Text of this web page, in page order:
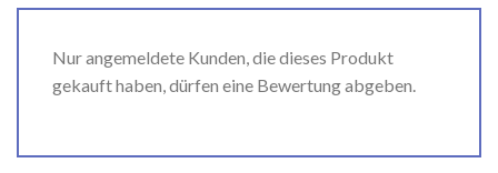
Nur angemeldete Kunden, die dieses Produkt
gekauft haben, dürfen eine Bewertung abgeben.